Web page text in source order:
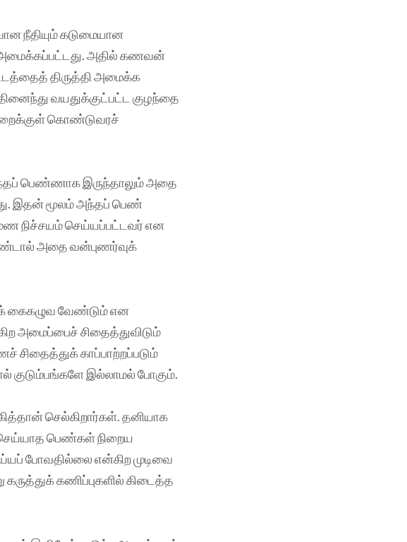
நீதியும் கடுமையான
அதில் கணவன்
திருத்தி அமைக்க
வயதுக்குட்பட்ட குழந்தை
கொண்டுவரச்
பெண்ணாக இருந்தாலும் அதை
இதன் மூலம் அந்தப் பெண்
நிச்சயம் செய்யப்பட்டவர் என
அதை வன்புணர்வுக்
கைகழுவ வேண்டும் என
அமைப்பைச் சிதைத்துவிடும்
சிதைத்துக் காப்பாற்றப்படும்
குடும்பங்களே இல்லாமல் போகும்.
செல்கிறார்கள். தனியாக
பெண்கள் நிறைய
போவதில்லை என்கிற முடிவை
கணிப்புகளில் கிடைத்த